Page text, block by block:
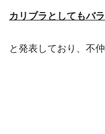
カリブラとしてもバ
と発表しており、不